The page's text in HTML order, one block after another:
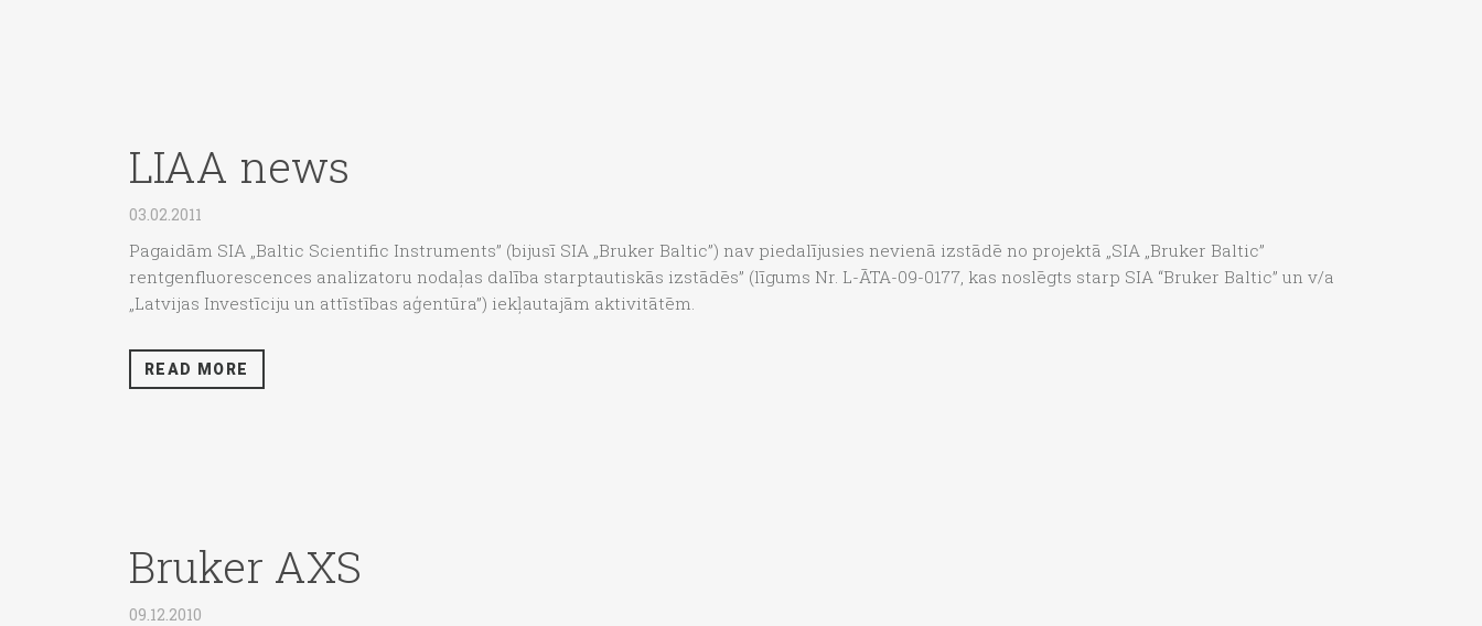
LIAA news
03.02.2011
Pagaidām SIA „Baltic Scientific Instruments” (bijusī SIA „Bruker Baltic”) nav piedalījusies nevienā izstādē no projektā „SIA „Bruker Baltic”
rentgenfluorescences analizatoru nodaļas dalība starptautiskās izstādēs” (līgums Nr. L-ĀTA-09-0177, kas noslēgts starp SIA “Bruker Baltic” un v/a
„Latvijas Investīciju un attīstības aģentūra”) iekļautajām aktivitātēm.
READ MORE
Bruker AXS
09.12.2010